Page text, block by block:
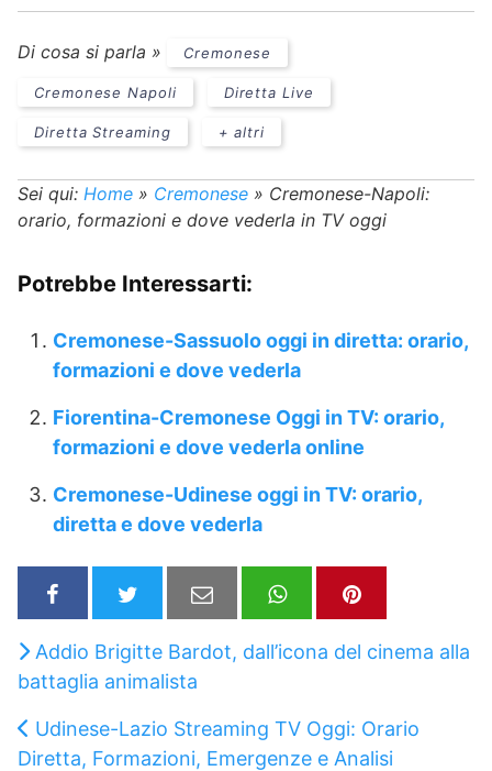
Di cosa si parla » Cremonese
Cremonese Napoli Diretta Live
Diretta Streaming + altri
Sei qui: Home » Cremonese » Cremonese-Napoli:
orario, formazioni e dove vederla in TV oggi
Potrebbe Interessarti:
Cremonese-Sassuolo oggi in diretta: orario,
formazioni e dove vederla
Fiorentina-Cremonese Oggi in TV: orario,
formazioni e dove vederla online
Cremonese-Udinese oggi in TV: orario,
diretta e dove vederla
Addio Brigitte Bardot, dall’icona del cinema alla
battaglia animalista
Udinese-Lazio Streaming TV Oggi: Orario
Diretta, Formazioni, Emergenze e Analisi